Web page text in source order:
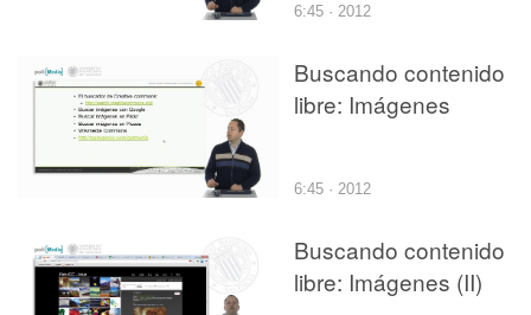
6:45 · 2012
Buscando contenido
libre: Imágenes
6:45 · 2012
Buscando contenido
libre: Imágenes (II)